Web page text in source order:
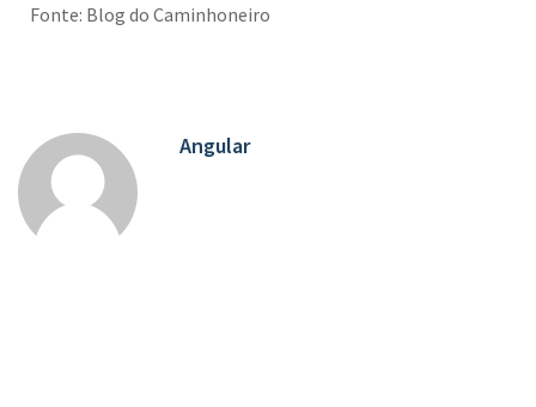
Fonte: Blog do Caminhoneiro
Angular